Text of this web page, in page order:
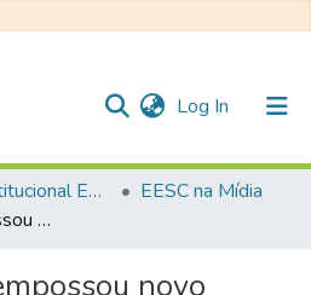
Log In (current)
Repositório Institucional EESC
EESC na Mídia
Reitor da USP empossou novo diretor da EESC
novo